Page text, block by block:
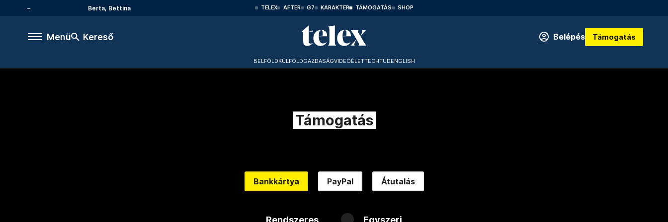
Berta, Bettina TELEX AFTER G7 KARAKTER TÁMOGATÁS SHOP
Menü Kereső Belépés Támogatás
BELFÖLDKÜLFÖLDGAZDASÁGVIDEÓÉLETTECHTUDENGLISH
Támogatás
Bankkártya PayPal Átutalás
Rendszeres Egyszeri